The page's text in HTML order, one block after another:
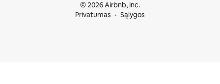
© 2026 Airbnb, Inc.
Privatumas
Sąlygos